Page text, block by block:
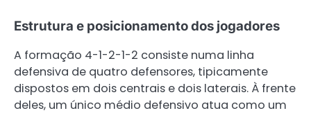
Estrutura e posicionamento dos jogadores
A formação 4-1-2-1-2 consiste numa linha
defensiva de quatro defensores, tipicamente
dispostos em dois centrais e dois laterais. À frente
deles, um único médio defensivo atua como um